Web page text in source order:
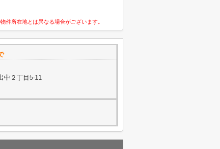
件所在地とは異なる場合がございます。
中２丁目5-11